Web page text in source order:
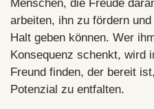
Menschen, die Freude
arbeiten, ihn zu fördern
Halt geben können. Wer
Konsequenz schenkt, wird
Freund finden, der bereit
Potenzial zu entfalten.